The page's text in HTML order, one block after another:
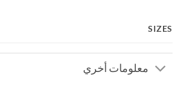
SIZES
معلومات أخري